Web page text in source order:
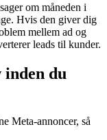
om måneden i
Hvis den giver dig
mellem ad og
leads til kunder.
du
Meta-annoncer, så